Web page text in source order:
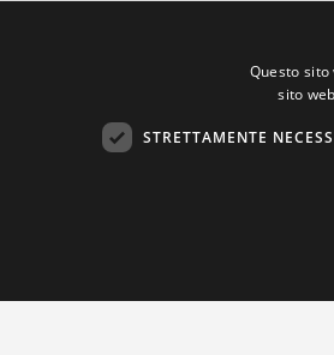
Questo
sito
STRETTAMENTE